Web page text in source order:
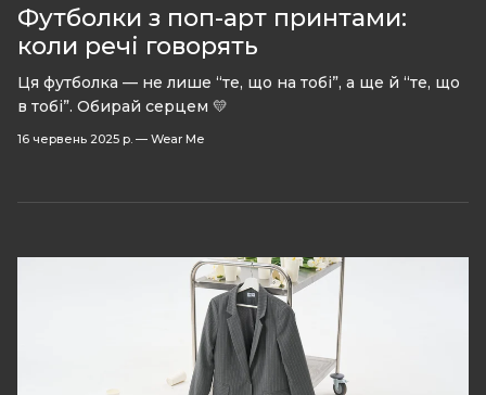
Футболки з поп-арт принтами:
коли речі говорять
Ця футболка — не лише “те, що на тобі”, а ще й “те, що
в тобі”. Обирай серцем 💛
16 червень 2025 р. — Wear Me